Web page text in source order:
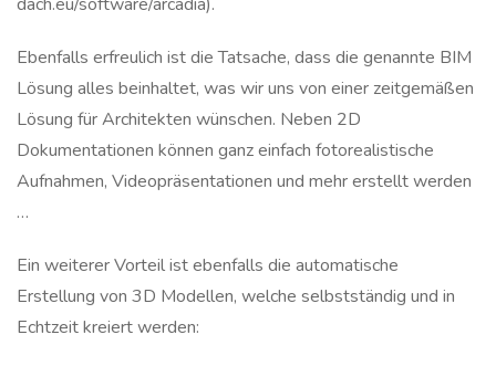
Ebenfalls erfreulich ist die Tatsache, dass die genannte BIM
Lösung alles beinhaltet, was wir uns von einer zeitgemäßen
Lösung für Architekten wünschen. Neben 2D
Dokumentationen können ganz einfach fotorealistische
Aufnahmen, Videopräsentationen und mehr erstellt werden
…
Ein weiterer Vorteil ist ebenfalls die automatische
Erstellung von 3D Modellen, welche selbstständig und in
Echtzeit kreiert werden: